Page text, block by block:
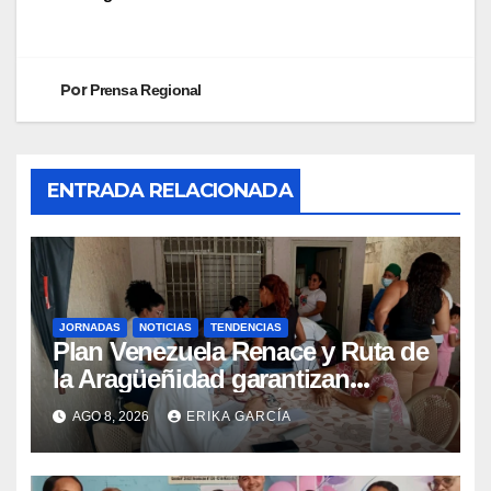
PorPrensa Regional
ENTRADA RELACIONADA
JORNADAS NOTICIAS TENDENCIAS
Plan Venezuela Renace y Ruta de
la Aragüeñidad garantizan
atención médica integral en
Aragua
AGO 8, 2026 ERIKA GARCÍA